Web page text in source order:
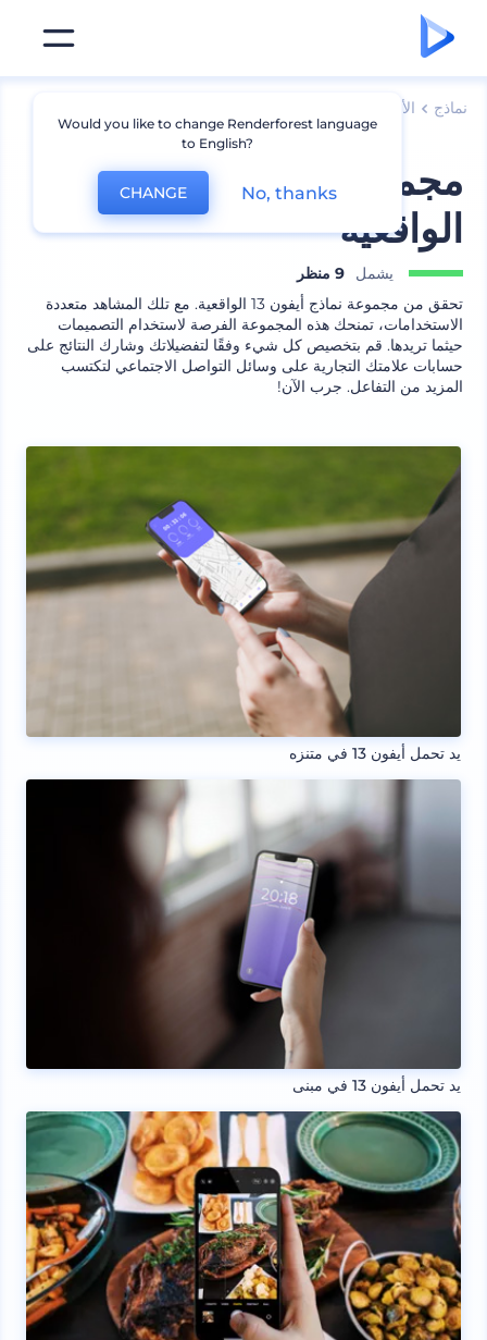
نماذج الأجهزة
مجموعة نماذج أيفون 13
الواقعية
يشمل
9 منظر
تحقق من مجموعة نماذج أيفون 13 الواقعية. مع تلك المشاهد متعددة
الاستخدامات، تمنحك هذه المجموعة الفرصة لاستخدام التصميمات
حيثما تريدها. قم بتخصيص كل شيء وفقًا لتفضيلاتك وشارك النتائج على
حسابات علامتك التجارية على وسائل التواصل الاجتماعي لتكتسب
المزيد من التفاعل. جرب الآن!
يد تحمل أيفون 13 في متنزه
يد تحمل أيفون 13 في مبنى
Would you like to change Renderforest language
to English?
CHANGE No, thanks